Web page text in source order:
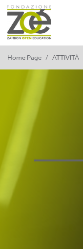
Home Page / ATTIVITÀ